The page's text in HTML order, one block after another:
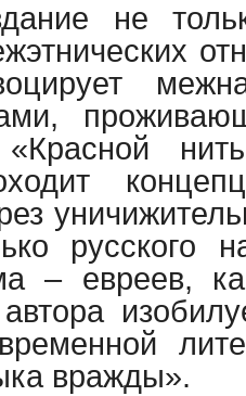
не
«Красной
русского
– евреев,
вражды».